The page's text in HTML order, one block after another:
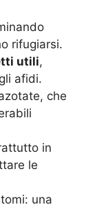
rifugiarsi.
utili,
afidi.
che
in
le
una